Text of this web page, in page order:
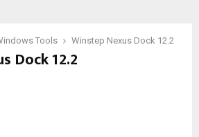
Tools Winstep Nexus Dock 12.2
Dock 12.2